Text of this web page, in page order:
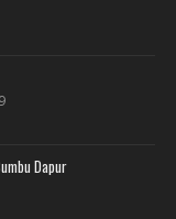
Dapur